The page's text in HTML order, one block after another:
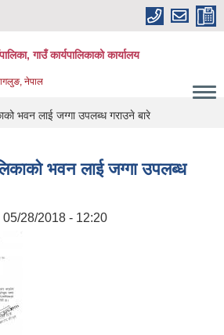
गाउँ कार्यपालिकाको कार्यालय
नेपाल
भवन लाई जग्गा उपलब्ध गराउने बारे
भवन लाई जग्गा उपलब्ध
05/28/2018 - 12:20